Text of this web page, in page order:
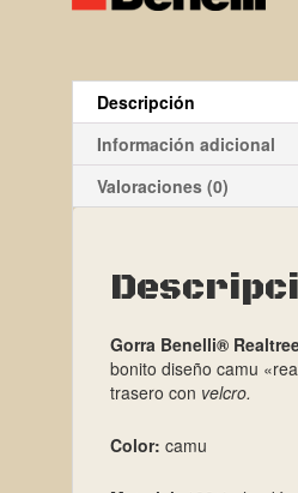
Descripción
Información adicional
Valoraciones (0)
Gorra Benelli®
bonito diseño camu
trasero con velcro.
Color: camu